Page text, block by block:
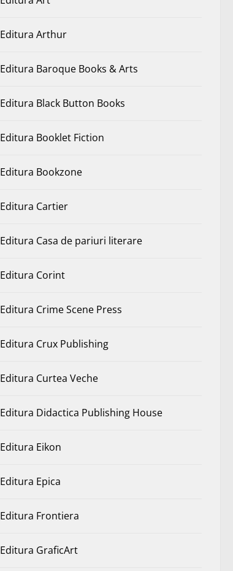
Editura Arthur
Editura Baroque Books & Arts
Editura Black Button Books
Editura Booklet Fiction
Editura Bookzone
Editura Cartier
Editura Casa de pariuri literare
Editura Corint
Editura Crime Scene Press
Editura Crux Publishing
Editura Curtea Veche
Editura Didactica Publishing House
Editura Eikon
Editura Epica
Editura Frontiera
Editura GraficArt